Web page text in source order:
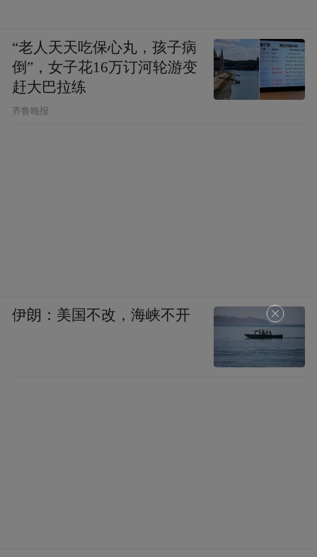
“老人天天吃保心丸，孩子病
倒”，女子花16万订河轮游变
赶大巴拉练
齐鲁晚报
伊朗：美国不改，海峡不开